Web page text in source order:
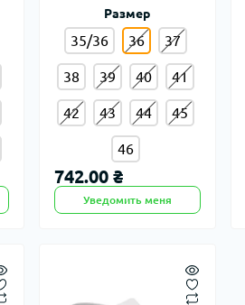
Размер
35/36 36 37
38 39 40 41
42 43 44 45
46
742.00 ₴
Уведомить меня